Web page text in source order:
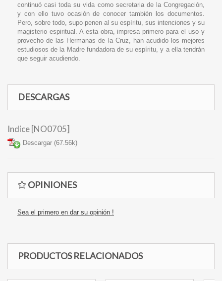
continuó casi toda su vida como secretaria de la Congregación,
y con ello tuvo ocasión de conocer también los documentos.
Pero, sobre todo, supo penen al su espíritu, sus intenciones y su
magisterio espiritual. A esta obra, impresa primero para el uso y
provecho de las Hermanas de la Cruz, han acudido los mejores
estudiosos de la Madre fundadora de su espíritu, y a ella tendrán
que seguir acudiendo.
DESCARGAS
Indice [NO0705]
Descargar (67.56k)
OPINIONES
Sea el primero en dar su opinión !
PRODUCTOS RELACIONADOS